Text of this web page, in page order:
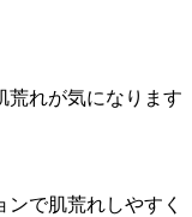
荒れが気になります
で肌荒れしやすく